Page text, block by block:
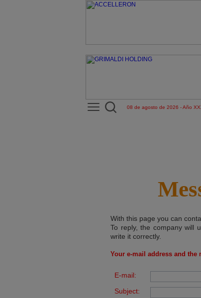
08 de agosto de 2026 - Año
With this page you can
To reply, the company will
write it correctly.
Your e-mail address and the
E-mail:
Subject: